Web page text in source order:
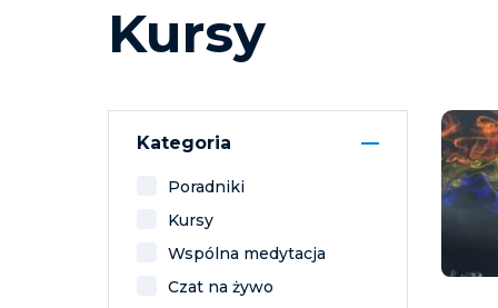
Kursy
Kategoria
Poradniki
Kursy
Wspólna medytacja
Czat na żywo